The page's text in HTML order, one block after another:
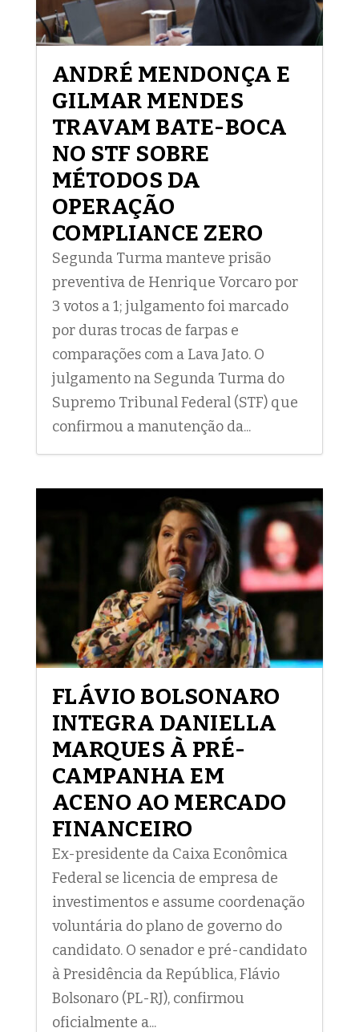
ANDRÉ MENDONÇA E
GILMAR MENDES
TRAVAM BATE-BOCA
NO STF SOBRE
MÉTODOS DA
OPERAÇÃO
COMPLIANCE ZERO
Segunda Turma manteve prisão
preventiva de Henrique Vorcaro por
3 votos a 1; julgamento foi marcado
por duras trocas de farpas e
comparações com a Lava Jato. O
julgamento na Segunda Turma do
Supremo Tribunal Federal (STF) que
confirmou a manutenção da...
FLÁVIO BOLSONARO
INTEGRA DANIELLA
MARQUES À PRÉ-
CAMPANHA EM
ACENO AO MERCADO
FINANCEIRO
Ex-presidente da Caixa Econômica
Federal se licencia de empresa de
investimentos e assume coordenação
voluntária do plano de governo do
candidato. O senador e pré-candidato
à Presidência da República, Flávio
Bolsonaro (PL-RJ), confirmou
oficialmente a...